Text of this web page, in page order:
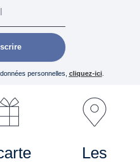
personnelles, cliquez-ici.
Les